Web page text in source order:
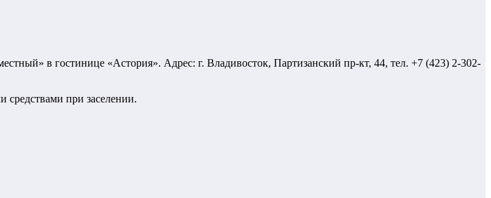
в гостинице «Астория». Адрес: г. Владивосток, Партизанский пр-кт, 44, тел. +7 (423) 2-302-
средствами при заселении.